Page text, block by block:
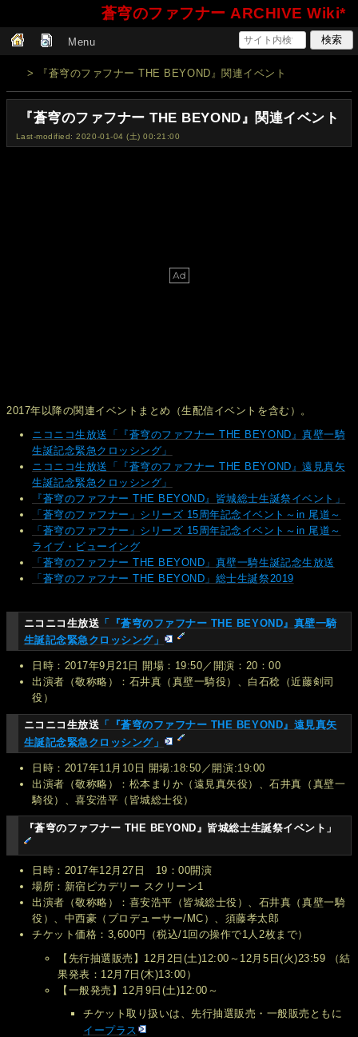
蒼穹のファフナー ARCHIVE Wiki*
Menu
> 『蒼穹のファフナー THE BEYOND』関連イベント
『蒼穹のファフナー THE BEYOND』関連イベント
Last-modified: 2020-01-04 (土) 00:21:00
2017年以降の関連イベントまとめ（生配信イベントを含む）。
ニコニコ生放送「『蒼穹のファフナー THE BEYOND』真壁一騎
生誕記念緊急クロッシング」
ニコニコ生放送「『蒼穹のファフナー THE BEYOND』遠見真矢
生誕記念緊急クロッシング」
『蒼穹のファフナー THE BEYOND』皆城総士生誕祭イベント」
「蒼穹のファフナー」シリーズ 15周年記念イベント～in 尾道～
「蒼穹のファフナー」シリーズ 15周年記念イベント～in 尾道～
ライブ・ビューイング
「蒼穹のファフナー THE BEYOND」真壁一騎生誕記念生放送
「蒼穹のファフナー THE BEYOND」総士生誕祭2019
ニコニコ生放送 「『蒼穹のファフナー THE BEYOND』真壁一騎
生誕記念緊急クロッシング」
日時：2017年9月21日 開場：19:50／開演：20：00
出演者（敬称略）：石井真（真壁一騎役）、白石稔（近藤剣司
役）
ニコニコ生放送 「『蒼穹のファフナー THE BEYOND』遠見真矢
生誕記念緊急クロッシング」
日時：2017年11月10日 開場:18:50／開演:19:00
出演者（敬称略）：松本まりか（遠見真矢役）、石井真（真壁一
騎役）、喜安浩平（皆城総士役）
『蒼穹のファフナー THE BEYOND』皆城総士生誕祭イベント」
日時：2017年12月27日 19：00開演
場所：新宿ピカデリー スクリーン1
出演者（敬称略）：喜安浩平（皆城総士役）、石井真（真壁一騎
役）、中西豪（プロデューサー/MC）、須藤孝太郎
チケット価格：3,600円（税込/1回の操作で1人2枚まで）
【先行抽選販売】12月2日(土)12:00～12月5日(火)23:59 （結
果発表：12月7日(木)13:00）
【一般発売】12月9日(土)12:00～
チケット取り扱いは、先行抽選販売・一般販売ともに
イープラス